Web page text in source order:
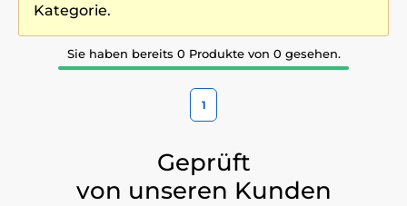
Kategorie.
Sie haben bereits 0 Produkte von 0 gesehen.
1
Geprüft
von unseren Kunden